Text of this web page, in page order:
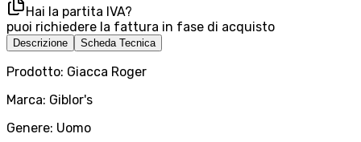
Hai la partita IVA?
puoi richiedere la fattura in fase di acquisto
Descrizione Scheda Tecnica
Prodotto: Giacca Roger
Marca: Giblor's
Genere: Uomo